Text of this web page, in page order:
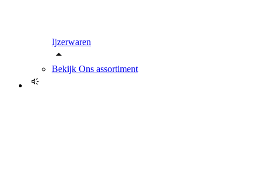
Ijzerwaren
Bekijk Ons assortiment